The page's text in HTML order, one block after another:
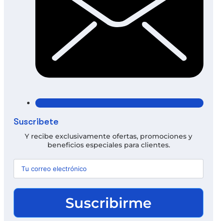
Suscríbete
Y recibe exclusivamente ofertas, promociones y
beneficios especiales para clientes.
Suscribirme